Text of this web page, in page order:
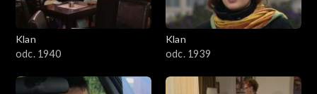
Klan
odc. 1940
Klan
odc. 1939